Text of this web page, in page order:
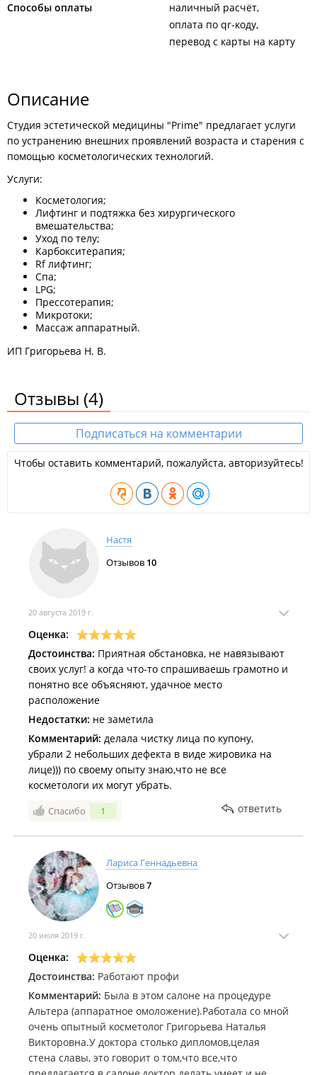
Способы оплаты
наличный расчёт
оплата по qr-коду
перевод с карты на карту
Описание
Студия эстетической медицины "Prime" предлагает услуги
по устранению внешних проявлений возраста и старения с
помощью косметологических технологий.
Услуги:
Косметология;
Лифтинг и подтяжка без хирургического
вмешательства;
Уход по телу;
Карбокситерапия;
Rf лифтинг;
Спа;
LPG;
Прессотерапия;
Микротоки;
Массаж аппаратный.
ИП Григорьева Н. В.
Отзывы (4)
Подписаться на комментарии
Чтобы оставить комментарий, пожалуйста, авторизуйтесь!
Настя
Отзывов 10
20 августа 2019 г.
Оценка:
Достоинства: Приятная обстановка, не навязывают
своих услуг! а когда что-то спрашиваешь грамотно и
понятно все объясняют, удачное место
расположение
Недостатки: не заметила
Комментарий: делала чистку лица по купону,
убрали 2 небольших дефекта в виде жировика на
лице))) по своему опыту знаю,что не все
косметологи их могут убрать.
Спасибо 1 ответить
Лариса Геннадьевна
Отзывов7
20 июля 2019 г.
Оценка:
Достоинства: Работают профи
Комментарий: Была в этом салоне на процедуре
Альтера (аппаратное омоложение).Работала со мной
очень опытный косметолог Григорьева Наталья
Викторовна.У доктора столько дипломов,целая
стена славы, это говорит о том,что все,что